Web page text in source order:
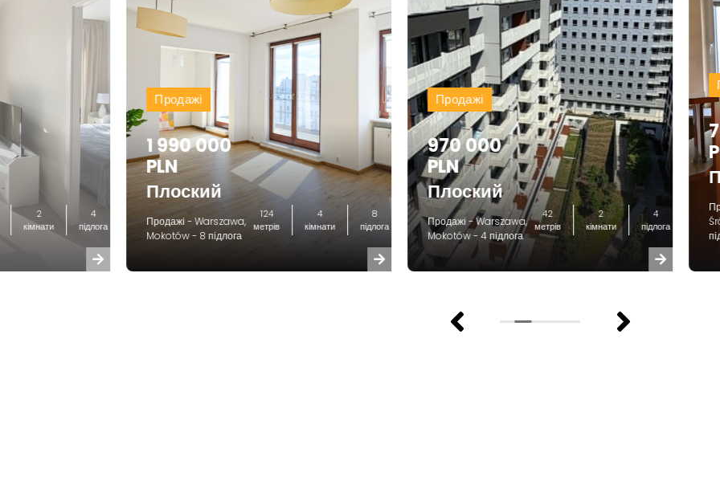
2
кімнати
4
підлога
Продажі
1 990 000
PLN
Плоский
Продажі - Warszawa,
Mokotów - 8 підлога
124
метрів
4
кімнати
8
підлога
Продажі
970 000
PLN
Плоский
Продажі - Warszawa,
Mokotów - 4 підлога
42
метрів
2
кімнати
4
підлога